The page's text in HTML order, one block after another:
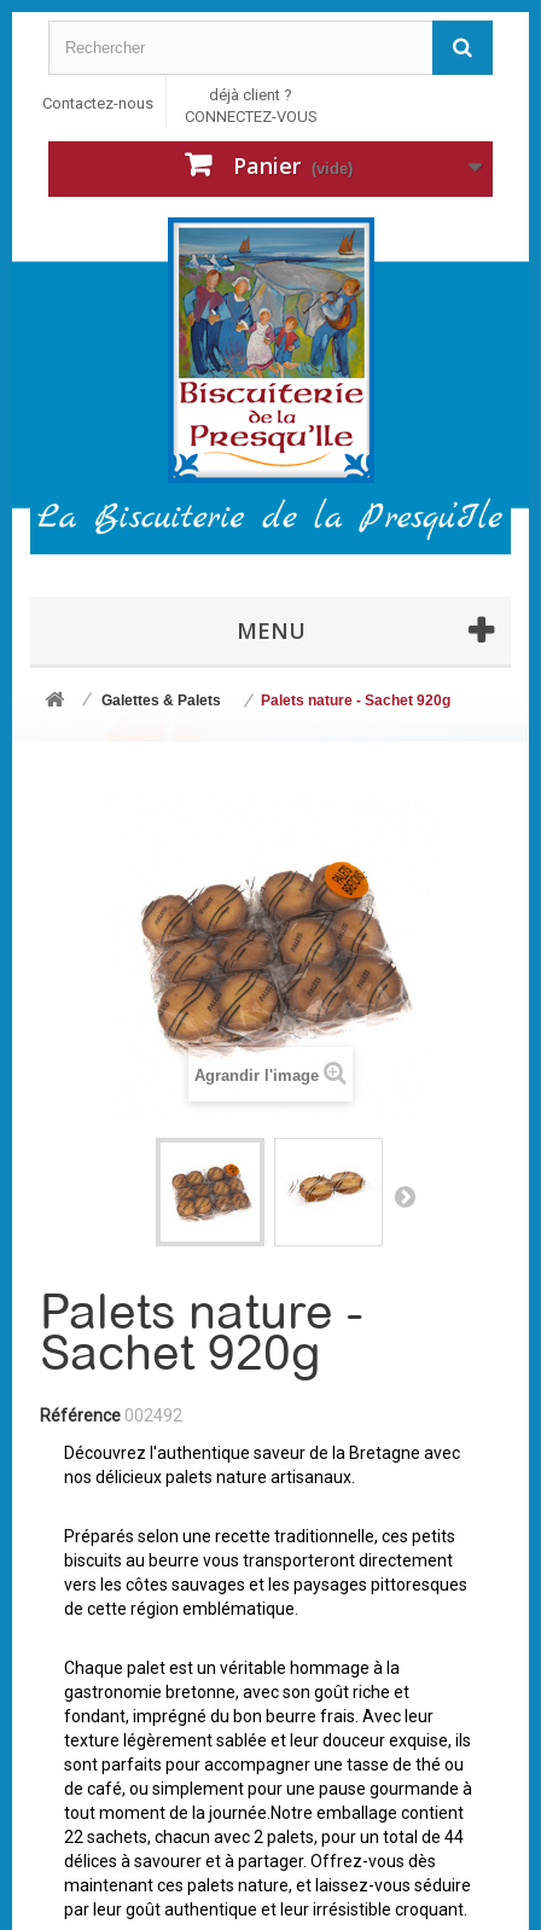
Contactez-nous
déjà client ?
CONNECTEZ-VOUS
Panier (vide)
MENU
Galettes & Palets Palets nature - Sachet 920g
Agrandir l'image
Palets nature -
Sachet 920g
Référence 002492
Découvrez l'authentique saveur de la Bretagne avec
nos délicieux palets nature artisanaux.
Préparés selon une recette traditionnelle, ces petits
biscuits au beurre vous transporteront directement
vers les côtes sauvages et les paysages pittoresques
de cette région emblématique.
Chaque palet est un véritable hommage à la
gastronomie bretonne, avec son goût riche et
fondant, imprégné du bon beurre frais. Avec leur
texture légèrement sablée et leur douceur exquise, ils
sont parfaits pour accompagner une tasse de thé ou
de café, ou simplement pour une pause gourmande à
tout moment de la journée.Notre emballage contient
22 sachets, chacun avec 2 palets, pour un total de 44
délices à savourer et à partager. Offrez-vous dès
maintenant ces palets nature, et laissez-vous séduire
par leur goût authentique et leur irrésistible croquant.